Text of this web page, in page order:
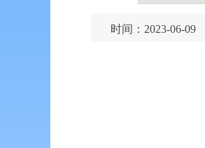
时间：2023-06-09